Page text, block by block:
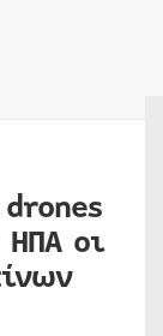
οι